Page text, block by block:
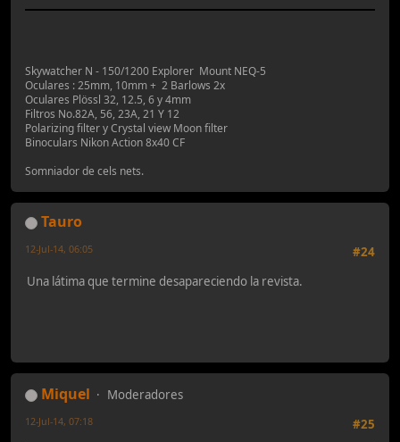
Skywatcher N - 150/1200 Explorer Mount NEQ-5
Oculares : 25mm, 10mm + 2 Barlows 2x
Oculares Plössl 32, 12.5, 6 y 4mm
Filtros No.82A, 56, 23A, 21 Y 12
Polarizing filter y Crystal view Moon filter
Binoculars Nikon Action 8x40 CF
Somniador de cels nets.
Tauro
#24
12-Jul-14, 06:05
Una látima que termine desapareciendo la revista.
Miquel
Moderadores
#25
12-Jul-14, 07:18